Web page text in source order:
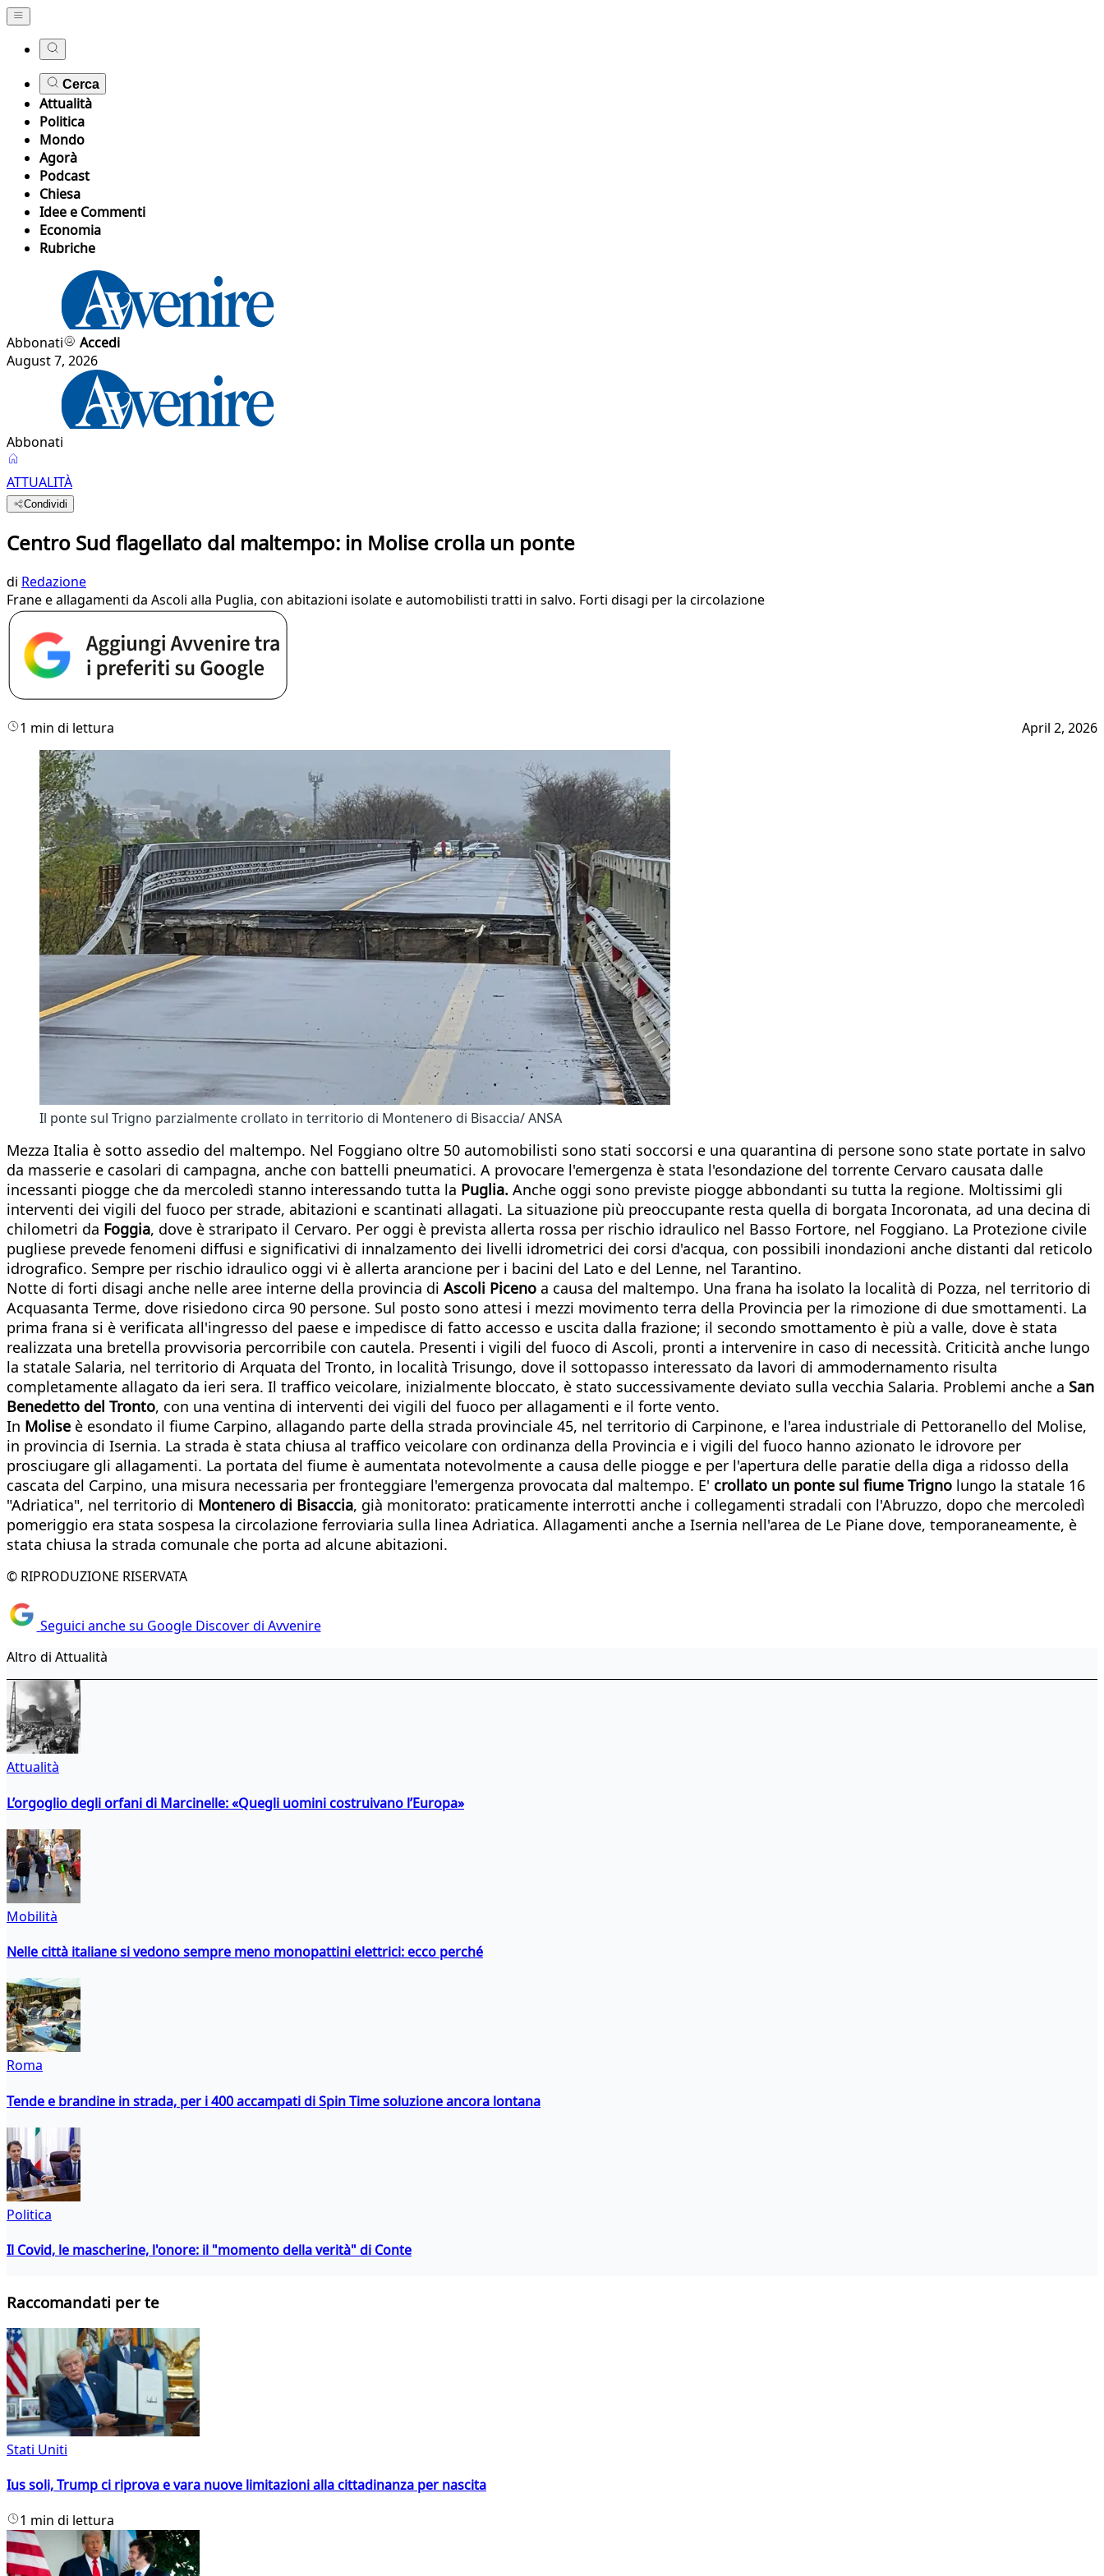
Cerca
Attualità
Politica
Mondo
Agorà
Podcast
Chiesa
Idee e Commenti
Economia
Rubriche
Abbonati
Accedi
August 7, 2026
Abbonati
ATTUALITÀ
Condividi
Centro Sud flagellato dal maltempo: in Molise crolla un ponte
di Redazione
Frane e allagamenti da Ascoli alla Puglia, con abitazioni isolate e automobilisti tratti in salvo. Forti disagi per la circolazione
1 min di lettura April 2, 2026
Il ponte sul Trigno parzialmente crollato in territorio di Montenero di Bisaccia/ ANSA
Mezza Italia è sotto assedio del maltempo. Nel Foggiano oltre 50 automobilisti sono stati soccorsi e una quarantina di persone sono state portate in salvo
da masserie e casolari di campagna, anche con battelli pneumatici. A provocare l'emergenza è stata l'esondazione del torrente Cervaro causata dalle
incessanti piogge che da mercoledì stanno interessando tutta la Puglia. Anche oggi sono previste piogge abbondanti su tutta la regione. Moltissimi gli
interventi dei vigili del fuoco per strade, abitazioni e scantinati allagati. La situazione più preoccupante resta quella di borgata Incoronata, ad una decina di
chilometri da Foggia, dove è straripato il Cervaro. Per oggi è prevista allerta rossa per rischio idraulico nel Basso Fortore, nel Foggiano. La Protezione civile
pugliese prevede fenomeni diffusi e significativi di innalzamento dei livelli idrometrici dei corsi d'acqua, con possibili inondazioni anche distanti dal reticolo
idrografico. Sempre per rischio idraulico oggi vi è allerta arancione per i bacini del Lato e del Lenne, nel Tarantino.
Notte di forti disagi anche nelle aree interne della provincia di Ascoli Piceno a causa del maltempo. Una frana ha isolato la località di Pozza, nel territorio di
Acquasanta Terme, dove risiedono circa 90 persone. Sul posto sono attesi i mezzi movimento terra della Provincia per la rimozione di due smottamenti. La
prima frana si è verificata all'ingresso del paese e impedisce di fatto accesso e uscita dalla frazione; il secondo smottamento è più a valle, dove è stata
realizzata una bretella provvisoria percorribile con cautela. Presenti i vigili del fuoco di Ascoli, pronti a intervenire in caso di necessità. Criticità anche lungo
la statale Salaria, nel territorio di Arquata del Tronto, in località Trisungo, dove il sottopasso interessato da lavori di ammodernamento risulta
completamente allagato da ieri sera. Il traffico veicolare, inizialmente bloccato, è stato successivamente deviato sulla vecchia Salaria. Problemi anche a San
Benedetto del Tronto, con una ventina di interventi dei vigili del fuoco per allagamenti e il forte vento.
In Molise è esondato il fiume Carpino, allagando parte della strada provinciale 45, nel territorio di Carpinone, e l'area industriale di Pettoranello del Molise,
in provincia di Isernia. La strada è stata chiusa al traffico veicolare con ordinanza della Provincia e i vigili del fuoco hanno azionato le idrovore per
prosciugare gli allagamenti. La portata del fiume è aumentata notevolmente a causa delle piogge e per l'apertura delle paratie della diga a ridosso della
cascata del Carpino, una misura necessaria per fronteggiare l'emergenza provocata dal maltempo. E' crollato un ponte sul fiume Trigno lungo la statale 16
"Adriatica", nel territorio di Montenero di Bisaccia, già monitorato: praticamente interrotti anche i collegamenti stradali con l'Abruzzo, dopo che mercoledì
pomeriggio era stata sospesa la circolazione ferroviaria sulla linea Adriatica. Allagamenti anche a Isernia nell'area de Le Piane dove, temporaneamente, è
stata chiusa la strada comunale che porta ad alcune abitazioni.
© RIPRODUZIONE RISERVATA
Seguici anche su Google Discover di Avvenire
Altro di Attualità
Attualità
L’orgoglio degli orfani di Marcinelle: «Quegli uomini costruivano l’Europa»
Mobilità
Nelle città italiane si vedono sempre meno monopattini elettrici: ecco perché
Roma
Tende e brandine in strada, per i 400 accampati di Spin Time soluzione ancora lontana
Politica
Il Covid, le mascherine, l'onore: il "momento della verità" di Conte
Raccomandati per te
Stati Uniti
Ius soli, Trump ci riprova e vara nuove limitazioni alla cittadinanza per nascita
1 min di lettura